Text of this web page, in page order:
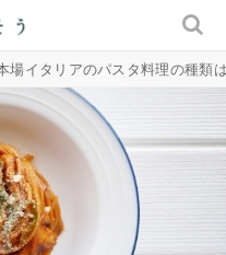
場イタリアのパスタ料理の種類